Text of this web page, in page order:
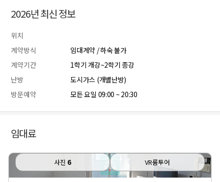
2026년 최신 정보
위치
계약방식
임대계약 / 하숙 불가
계약기간
1학기 개강~2학기 종강
난방
도시가스 (개별난방)
방문예약
모든 요일 09:00 ~ 20:30
임대료
사진 6 VR룸투어